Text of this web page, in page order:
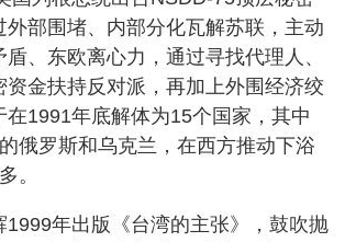
外部围堵、内部分化瓦解苏联，主动
、东欧离心力，通过寻找代理人、
资金扶持反对派，再加上外围经济绞
在1991年底解体为15个国家，其中
俄罗斯和乌克兰，在西方推动下浴
。
1999年出版《台湾的主张》，鼓吹抛